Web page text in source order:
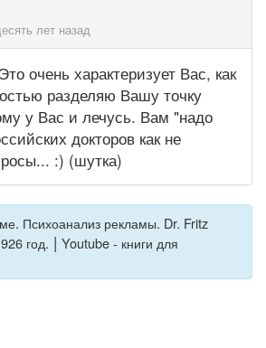
лет назад
очень характеризует Вас, как
разделяю Вашу точку
у Вас и лечусь. Вам "надо
докторов как не
:) (шутка)
Психоанализ рекламы. Dr. Fritz
год. | Youtube - книги для